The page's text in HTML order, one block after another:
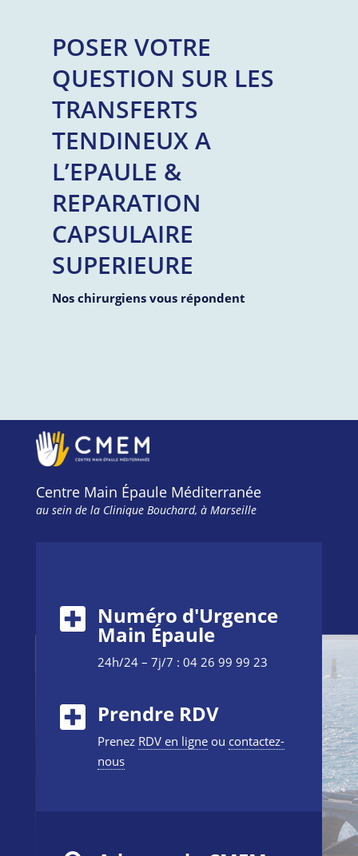
POSER VOTRE
QUESTION SUR LES
TRANSFERTS
TENDINEUX A
L’EPAULE &
REPARATION
CAPSULAIRE
SUPERIEURE
Nos chirurgiens vous répondent
Centre Main Épaule Méditerranée
au sein de la Clinique Bouchard, à Marseille
Numéro d'Urgence
Main Épaule
24h/24 – 7j/7 : 04 26 99 99 23
Prendre RDV
Prenez RDV en ligneou contactez-
nous